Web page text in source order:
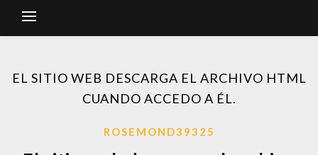
EL SITIO WEB DESCARGA EL ARCHIVO HTML
CUANDO ACCEDO A ÉL.
ROSEMOND39325